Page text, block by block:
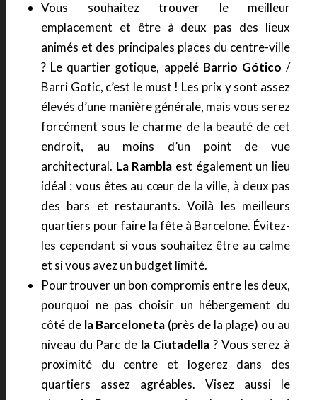
Vous souhaitez trouver le meilleur
emplacement et être à deux pas des lieux
animés et des principales places du centre-ville
? Le quartier gotique, appelé Barrio Gótico /
Barri Gotic, c’est le must ! Les prix y sont assez
élevés d’une manière générale, mais vous serez
forcément sous le charme de la beauté de cet
endroit, au moins d’un point de vue
architectural. La Rambla est également un lieu
idéal : vous êtes au cœur de la ville, à deux pas
des bars et restaurants. Voilà les meilleurs
quartiers pour faire la fête à Barcelone. Évitez-
les cependant si vous souhaitez être au calme
et si vous avez un budget limité.
Pour trouver un bon compromis entre les deux,
pourquoi ne pas choisir un hébergement du
côté de la Barceloneta (près de la plage) ou au
niveau du Parc de la Ciutadella ? Vous serez à
proximité du centre et logerez dans des
quartiers assez agréables. Visez aussi le